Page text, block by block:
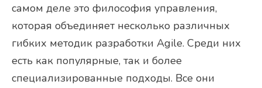
самом деле это философия управления,
которая объединяет несколько различных
гибких методик разработки Agile. Среди них
есть как популярные, так и более
специализированные подходы. Все они